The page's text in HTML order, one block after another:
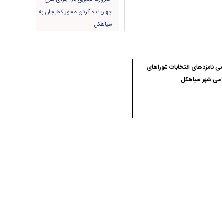
نامزدهای انتخابات شوراهای
شهر سیاهکل
چهاربانده کردن محور لاهیجان به
سیاهکل